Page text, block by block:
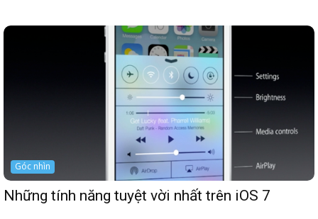
Góc nhìn
Những tính năng tuyệt vời nhất trên iOS 7